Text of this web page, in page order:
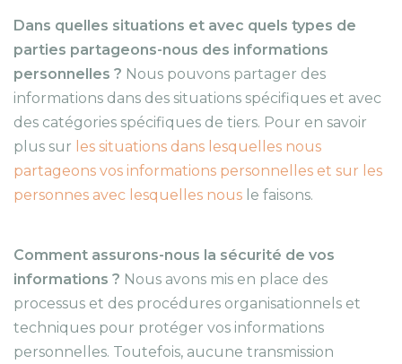
Dans quelles situations et avec quels types de
parties partageons-nous des informations
personnelles ? Nous pouvons partager des
informations dans des situations spécifiques et avec
des catégories spécifiques de tiers. Pour en savoir
plus sur les situations dans lesquelles nous
partageons vos informations personnelles et sur les
personnes avec lesquelles nous le faisons.
Comment assurons-nous la sécurité de vos
informations ? Nous avons mis en place des
processus et des procédures organisationnels et
techniques pour protéger vos informations
personnelles. Toutefois, aucune transmission